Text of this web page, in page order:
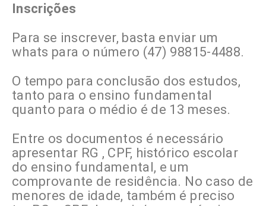
Inscrições
Para se inscrever, basta enviar um
whats para o número (47) 98815-4488.
O tempo para conclusão dos estudos,
tanto para o ensino fundamental
quanto para o médio é de 13 meses.
Entre os documentos é necessário
apresentar RG , CPF, histórico escolar
do ensino fundamental, e um
comprovante de residência. No caso de
menores de idade, também é preciso